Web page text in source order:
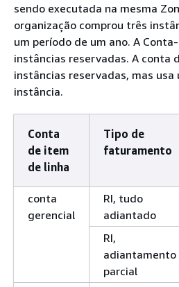
sendo executada na mesma
organização comprou três
um período de um ano. A
instâncias reservadas. A conta
instâncias reservadas, mas usa
instância.
Conta
de item
de linha
Tipo de
faturamento
conta
gerencial
RI, tudo
adiantado
RI,
adiantamento
parcial